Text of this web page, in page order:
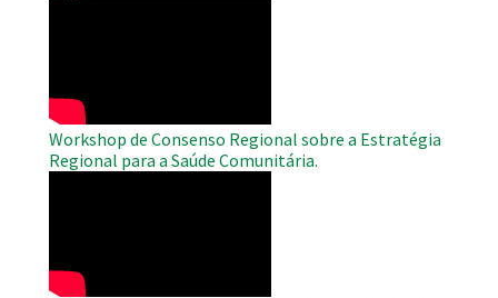
Workshop de Consenso Regional sobre a Estratégia
Regional para a Saúde Comunitária.